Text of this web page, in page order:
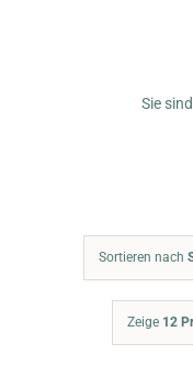
Sie
Sortieren nach
Zeige 12